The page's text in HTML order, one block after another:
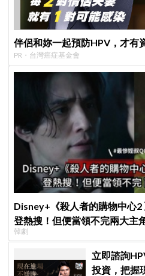
伴侶和妳一起預防HPV，才有
PR・台灣癌症基金會
Disney+《殺人者的購物中心2
登熱搜！但便當領不完兩大主
韓劇
立即諮詢
投資，把握